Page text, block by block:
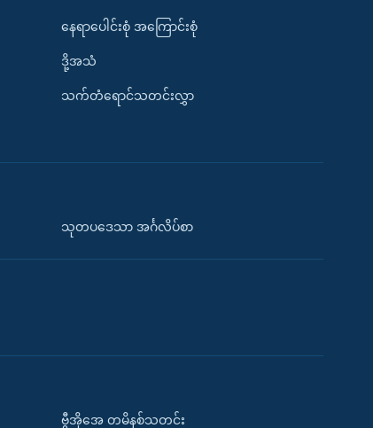
နေရာပေါင်းစုံ အကြောင်းစုံ
ဒို့အသံ
သက်တံရောင်သတင်းလွှာ
သုတပဒေသာ အင်္ဂလိပ်စာ
ဗွီအိုအေ တမိနစ်သတင်း